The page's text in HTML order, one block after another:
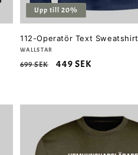
Upp till 20%
112-Operatör Text Sweatshirt
Säljare:
WALLSTAR
Ordinarie
699 SEK Försäljningspris
449 SEK